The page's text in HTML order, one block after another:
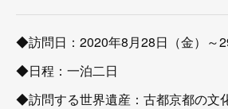
◆訪問日：2020年8月28日（金）～
◆日程：一泊二日
◆訪問する世界遺産：古都京都の文